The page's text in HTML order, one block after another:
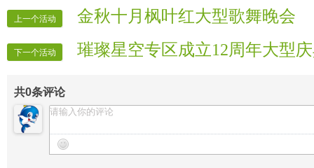
【晚会片花】芸萱 馨凌 淡忘 心怡
【晚会递麦】致远
【晚会迎宾】全体管理
【时报录像】VV时报录像
上一个活动 金秋十月枫叶红大型歌舞晚会
下一个活动 璀璨星空专区成立12周年大型
共0条评论